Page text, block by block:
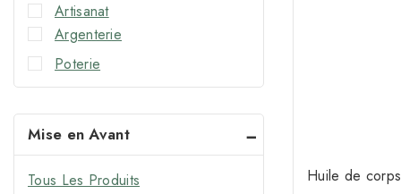
Huile de
Artisanat
Argenterie
Poterie
Accessoires
Cheveux
Shampoings Naturels
Soins capillaires
Mise en Avant
Tous Les Produits